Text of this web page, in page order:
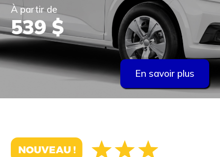
À partir de
539 $
En savoir plus